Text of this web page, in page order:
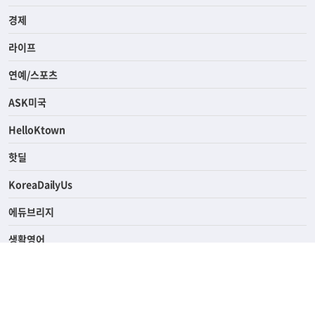
사회
경제
라이프
연예/스포츠
ASK미국
HelloKtown
핫딜
KoreaDailyUs
에듀브리지